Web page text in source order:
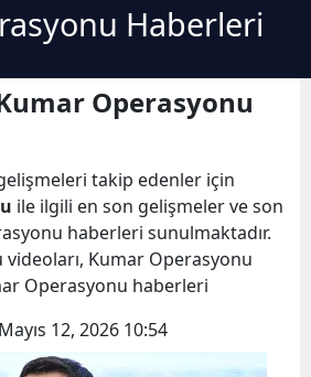
Haberleri
Operasyonu
takip edenler için
ile ilgili en son gelişmeler ve son
haberleri sunulmaktadır.
Kumar Operasyonu
Operasyonu haberleri
Mayıs 12, 2026 10:54